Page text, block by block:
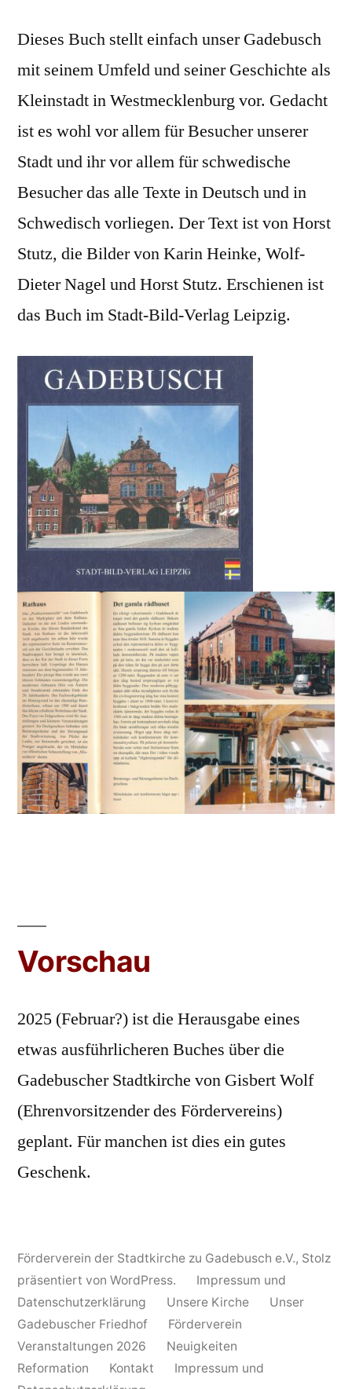
Dieses Buch stellt einfach unser Gadebusch
mit seinem Umfeld und seiner Geschichte als
Kleinstadt in Westmecklenburg vor. Gedacht
ist es wohl vor allem für Besucher unserer
Stadt und ihr vor allem für schwedische
Besucher das alle Texte in Deutsch und in
Schwedisch vorliegen. Der Text ist von Horst
Stutz, die Bilder von Karin Heinke, Wolf-
Dieter Nagel und Horst Stutz. Erschienen ist
das Buch im Stadt-Bild-Verlag Leipzig.
Vorschau
2025 (Februar?) ist die Herausgabe eines
etwas ausführlicheren Buches über die
Gadebuscher Stadtkirche von Gisbert Wolf
(Ehrenvorsitzender des Fördervereins)
geplant. Für manchen ist dies ein gutes
Geschenk.
Förderverein der Stadtkirche zu Gadebusch e.V., Stolz
präsentiert von WordPress.
Impressum und
Datenschutzerklärung
Unsere Kirche
Unser
Gadebuscher Friedhof
Förderverein
Veranstaltungen 2026
Neuigkeiten
Reformation
Kontakt
Impressum und